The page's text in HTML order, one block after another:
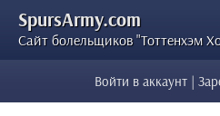
SpursArmy.com
Сайт болельщиков "Тоттенхэм
Войти в аккаунт |